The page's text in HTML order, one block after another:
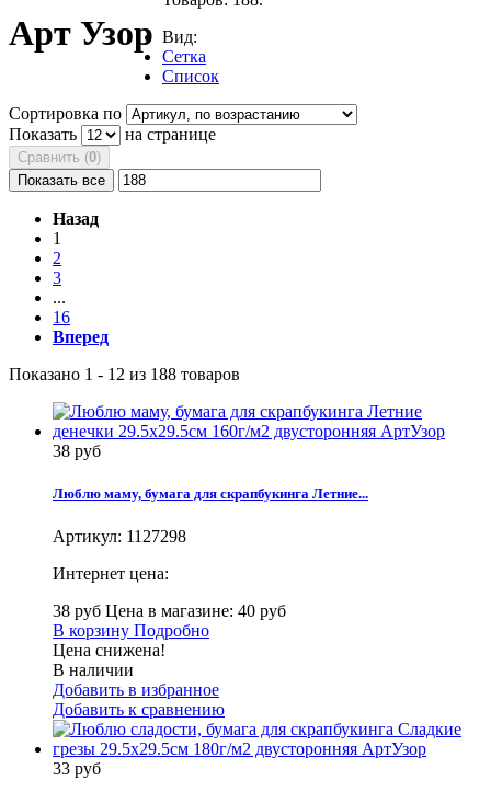
Арт Узор Вид:
Сетка
Список
Сортировка по
Показать
на странице
Сравнить (0)
Показать все
Назад
1
2
3
...
16
Вперед
Показано 1 - 12 из 188 товаров
38 руб
Люблю маму, бумага для скрапбукинга Летние...
Артикул: 1127298
Интернет цена:
38 руб Цена в магазине: 40 руб
В корзину Подробно
Цена снижена!
В наличии
Добавить в избранное
Добавить к сравнению
33 руб